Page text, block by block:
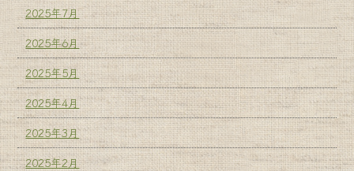
2025年7月
2025年6月
2025年5月
2025年4月
2025年3月
2025年2月